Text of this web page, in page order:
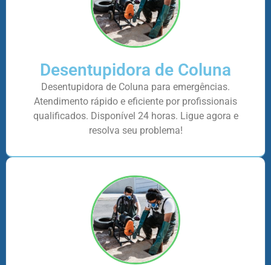
Desentupidora de Coluna
Desentupidora de Coluna para emergências.
Atendimento rápido e eficiente por profissionais
qualificados. Disponível 24 horas. Ligue agora e
resolva seu problema!